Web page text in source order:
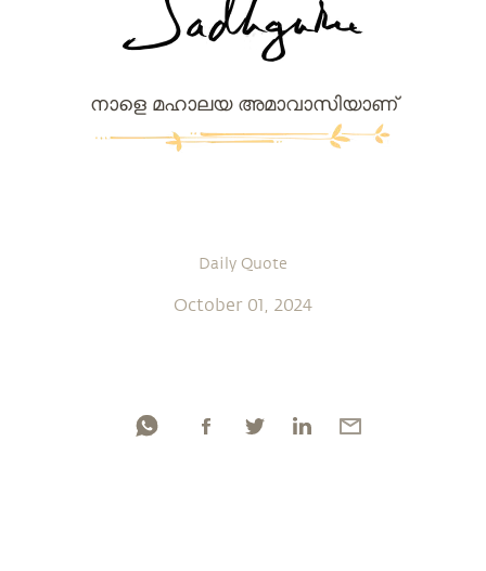
നാളെ മഹാലയ അമാവാസിയാണ്
Daily Quote
October 01, 2024